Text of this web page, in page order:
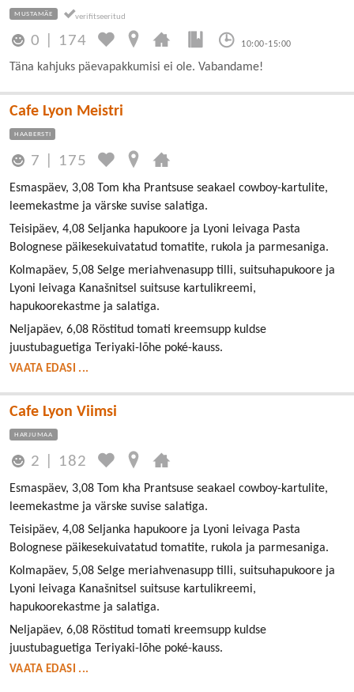
MUSTAMÄE
0 174 10:00-15:00
Täna kahjuks päevapakkumisi ei ole. Vabandame!
Cafe Lyon Meistri
HAABERSTI
7 175
Esmaspäev, 3,08 Tom kha Prantsuse seakael cowboy-kartulite,
leemekastme ja värske suvise salatiga.
Teisipäev, 4,08 Seljanka hapukoore ja Lyoni leivaga Pasta
Bolognese päikesekuivatatud tomatite, rukola ja parmesaniga.
Kolmapäev, 5,08 Selge meriahvenasupp tilli, suitsuhapukoore ja
Lyoni leivaga Kanašnitsel suitsuse kartulikreemi,
hapukoorekastme ja salatiga.
Neljapäev, 6,08 Röstitud tomati kreemsupp kuldse
juustubaguetiga Teriyaki-lõhe poké-kauss.
VAATA EDASI ...
Cafe Lyon Viimsi
HARJUMAA
2 182
Esmaspäev, 3,08 Tom kha Prantsuse seakael cowboy-kartulite,
leemekastme ja värske suvise salatiga.
Teisipäev, 4,08 Seljanka hapukoore ja Lyoni leivaga Pasta
Bolognese päikesekuivatatud tomatite, rukola ja parmesaniga.
Kolmapäev, 5,08 Selge meriahvenasupp tilli, suitsuhapukoore ja
Lyoni leivaga Kanašnitsel suitsuse kartulikreemi,
hapukoorekastme ja salatiga.
Neljapäev, 6,08 Röstitud tomati kreemsupp kuldse
juustubaguetiga Teriyaki-lõhe poké-kauss.
VAATA EDASI ...